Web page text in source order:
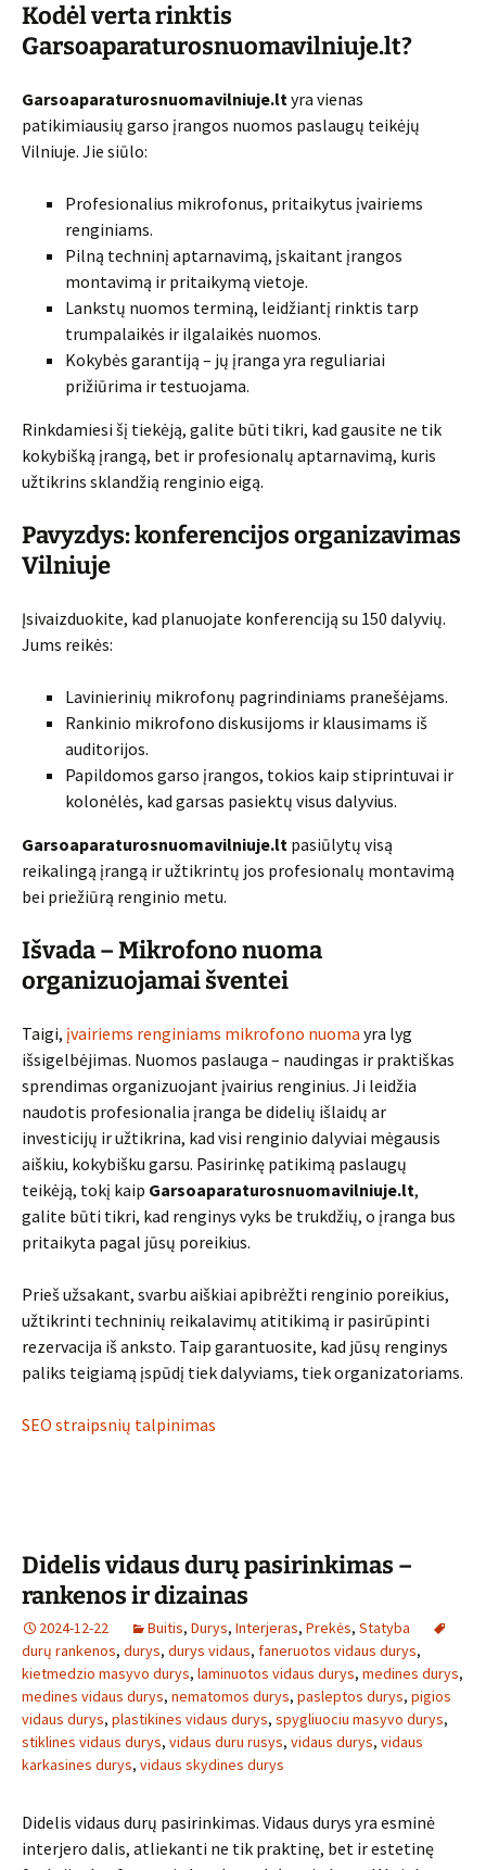
Kodėl verta rinktis
Garsoaparaturosnuomavilniuje.lt?
Garsoaparaturosnuomavilniuje.ltyra vienas
patikimiausių garso įrangos nuomos paslaugų teikėjų
Vilniuje. Jie siūlo:
Profesionalius mikrofonus, pritaikytus įvairiems
renginiams.
Pilną techninį aptarnavimą, įskaitant įrangos
montavimą ir pritaikymą vietoje.
Lankstų nuomos terminą, leidžiantį rinktis tarp
trumpalaikės ir ilgalaikės nuomos.
Kokybės garantiją – jų įranga yra reguliariai
prižiūrima ir testuojama.
Rinkdamiesi šį tiekėją, galite būti tikri, kad gausite ne tik
kokybišką įrangą, bet ir profesionalų aptarnavimą, kuris
užtikrins sklandžią renginio eigą.
Pavyzdys: konferencijos organizavimas
Vilniuje
Įsivaizduokite, kad planuojate konferenciją su 150 dalyvių.
Jums reikės:
Lavinierinių mikrofonų pagrindiniams pranešėjams.
Rankinio mikrofono diskusijoms ir klausimams iš
auditorijos.
Papildomos garso įrangos, tokios kaip stiprintuvai ir
kolonėlės, kad garsas pasiektų visus dalyvius.
Garsoaparaturosnuomavilniuje.lt pasiūlytų visą
reikalingą įrangą ir užtikrintų jos profesionalų montavimą
bei priežiūrą renginio metu.
Išvada – Mikrofono nuoma
organizuojamai šventei
Taigi, įvairiems renginiams mikrofono nuoma yra lyg
išsigelbėjimas. Nuomos paslauga – naudingas ir praktiškas
sprendimas organizuojant įvairius renginius. Ji leidžia
naudotis profesionalia įranga be didelių išlaidų ar
investicijų ir užtikrina, kad visi renginio dalyviai mėgausis
aiškiu, kokybišku garsu. Pasirinkę patikimą paslaugų
teikėją, tokį kaip Garsoaparaturosnuomavilniuje.lt,
galite būti tikri, kad renginys vyks be trukdžių, o įranga bus
pritaikyta pagal jūsų poreikius.
Prieš užsakant, svarbu aiškiai apibrėžti renginio poreikius,
užtikrinti techninių reikalavimų atitikimą ir pasirūpinti
rezervacija iš anksto. Taip garantuosite, kad jūsų renginys
paliks teigiamą įspūdį tiek dalyviams, tiek organizatoriams.
SEO straipsnių talpinimas
Didelis vidaus durų pasirinkimas –
rankenos ir dizainas
2024-12-22 Buitis, Durys, Interjeras, Prekės, Statyba
durų rankenos, durys, durys vidaus, faneruotos vidaus durys,
kietmedzio masyvo durys, laminuotos vidaus durys, medines durys,
medines vidaus durys, nematomos durys, pasleptos durys, pigios
vidaus durys, plastikines vidaus durys, spygliuociu masyvo durys,
stiklines vidaus durys, vidaus duru rusys, vidaus durys, vidaus
karkasines durys, vidaus skydines durys
Didelis vidaus durų pasirinkimas. Vidaus durys yra esminė
interjero dalis, atliekanti ne tik praktinę, bet ir estetinę